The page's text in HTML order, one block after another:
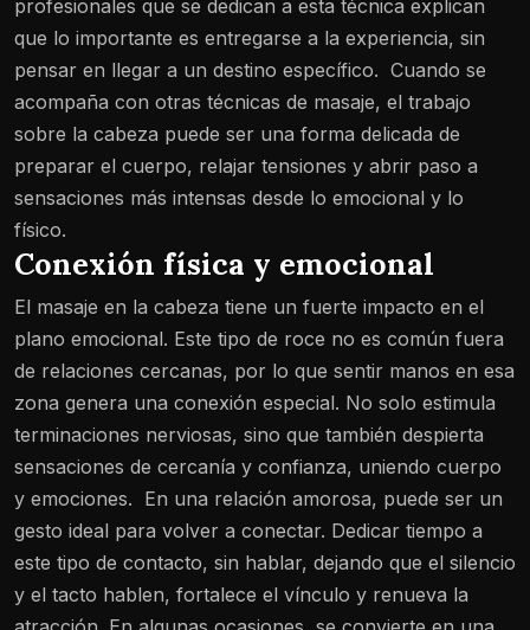
profesionales que se dedican a esta técnica explican
que lo importante es entregarse a la experiencia, sin
pensar en llegar a un destino específico. Cuando se
acompaña con otras técnicas de masaje, el trabajo
sobre la cabeza puede ser una forma delicada de
preparar el cuerpo, relajar tensiones y abrir paso a
sensaciones más intensas desde lo emocional y lo
físico.
Conexión física y emocional
El masaje en la cabeza tiene un fuerte impacto en el
plano emocional. Este tipo de roce no es común fuera
de relaciones cercanas, por lo que sentir manos en esa
zona genera una conexión especial. No solo estimula
terminaciones nerviosas, sino que también despierta
sensaciones de cercanía y confianza, uniendo cuerpo
y emociones. En una relación amorosa, puede ser un
gesto ideal para volver a conectar. Dedicar tiempo a
este tipo de contacto, sin hablar, dejando que el silencio
y el tacto hablen, fortalece el vínculo y renueva la